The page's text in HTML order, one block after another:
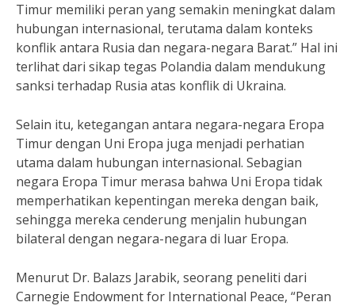
Timur memiliki peran yang semakin meningkat dalam
hubungan internasional, terutama dalam konteks
konflik antara Rusia dan negara-negara Barat.” Hal ini
terlihat dari sikap tegas Polandia dalam mendukung
sanksi terhadap Rusia atas konflik di Ukraina.
Selain itu, ketegangan antara negara-negara Eropa
Timur dengan Uni Eropa juga menjadi perhatian
utama dalam hubungan internasional. Sebagian
negara Eropa Timur merasa bahwa Uni Eropa tidak
memperhatikan kepentingan mereka dengan baik,
sehingga mereka cenderung menjalin hubungan
bilateral dengan negara-negara di luar Eropa.
Menurut Dr. Balazs Jarabik, seorang peneliti dari
Carnegie Endowment for International Peace, “Peran